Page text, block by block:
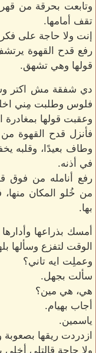
وتابعت بحرقة من
تقف أمامها.
إنت ولا حاجة على
رفع قدح القهوة
قولها وهي تشهق.
دي شفقة مش اكتر
فلوس وطلبت مِني
وعقبت قولها بمغادرة
فأنزل قدح القهوة
وطاف بعيدًا، وقلبه
في أذنه.
رفع أنامله من فوق
من خُلو المكان
بها.
أمسك بذراعها
الوقت لتفزع وسألها
وعملِت ايه تاني؟
سألت بجهل.
هي، هي مين؟
أجاب بهيام.
ياسمين.
ازدردت ريقها بصعوبة
ولا حاجة قالتلي أخلي